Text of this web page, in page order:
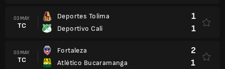
03 MAY.
TC
Deportes Tolima
Deportivo Cali
1
1
03 MAY.
TC
Fortaleza
Atlético Bucaramanga
2
1